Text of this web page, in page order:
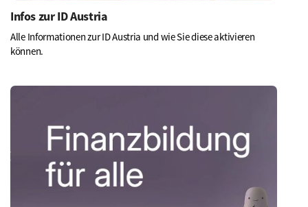
Infos zur ID Austria
Alle Informationen zur ID Austria und wie Sie diese aktivieren
können.
Mehr